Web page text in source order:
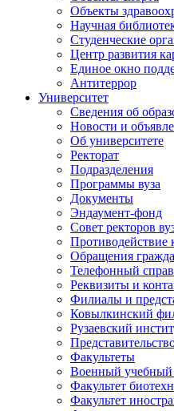
Объекты
Научная
Студенческие
Центр развития
Единое окно
Антитеррор
Университет
Сведения об
Новости и
Об университете
Ректорат
Подразделения
Программы вуза
Документы
Эндаумент-фонд
Совет ректоров
Противодействие
Обращения
Телефонный
Реквизиты и
Филиалы и
Ковылкинский
Рузаевский
Факультеты
Военный учебный
Факультет
Факультет